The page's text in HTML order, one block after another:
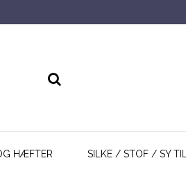
HÆFTER SILKE / STOF / SY